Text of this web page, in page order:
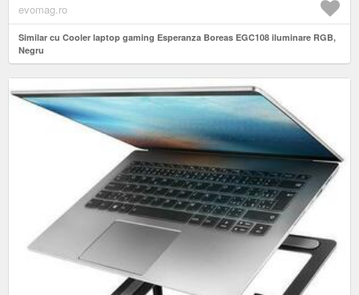
evomag.ro
Similar cu Cooler laptop gaming Esperanza Boreas EGC108 iluminare RGB,
Negru